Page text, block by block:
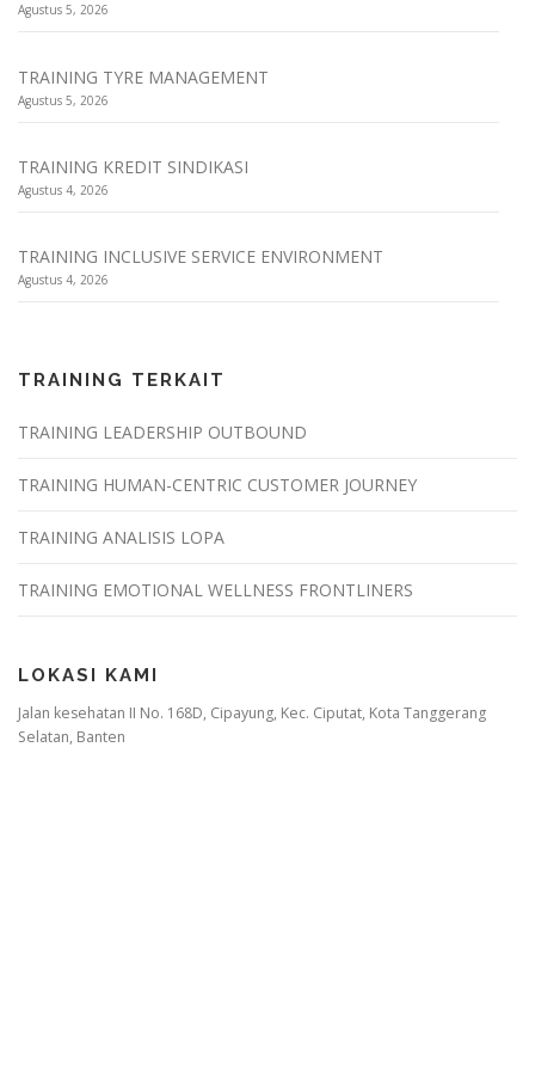
Agustus 5, 2026
TRAINING TYRE MANAGEMENT
Agustus 5, 2026
TRAINING KREDIT SINDIKASI
Agustus 4, 2026
TRAINING INCLUSIVE SERVICE ENVIRONMENT
Agustus 4, 2026
TRAINING TERKAIT
TRAINING LEADERSHIP OUTBOUND
TRAINING HUMAN-CENTRIC CUSTOMER JOURNEY
TRAINING ANALISIS LOPA
TRAINING EMOTIONAL WELLNESS FRONTLINERS
LOKASI KAMI
Jalan kesehatan II No. 168D, Cipayung, Kec. Ciputat, Kota Tanggerang
Selatan, Banten